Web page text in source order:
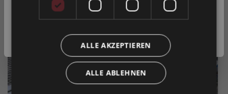
Privatkunde
Geschäftskunde( exkl. MwSt. )
ALLE AKZEPTIEREN
ALLE ABLEHNEN